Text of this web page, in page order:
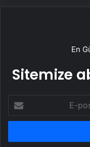
En
Sitemize
posta
adresinizi